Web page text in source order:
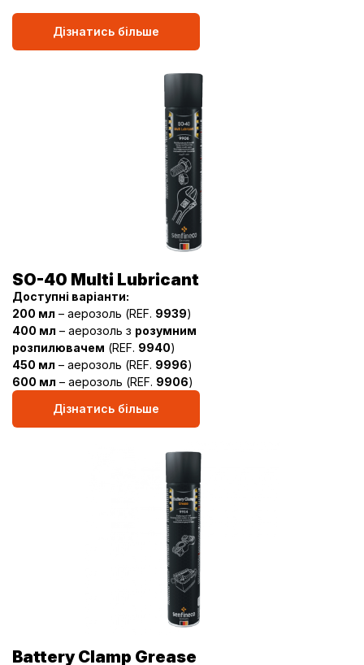
Дізнатись більше
SO-40 Multi Lubricant
Доступні варіанти:
200 мл – аерозоль (REF. 9939)
400 мл – аерозоль з розумним
розпилювачем (REF. 9940)
450 мл – аерозоль (REF. 9996)
600 мл – аерозоль (REF. 9906)
Дізнатись більше
Battery Clamp Grease